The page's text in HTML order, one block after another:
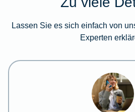
Lassen Sie es sich einfach von
Experten